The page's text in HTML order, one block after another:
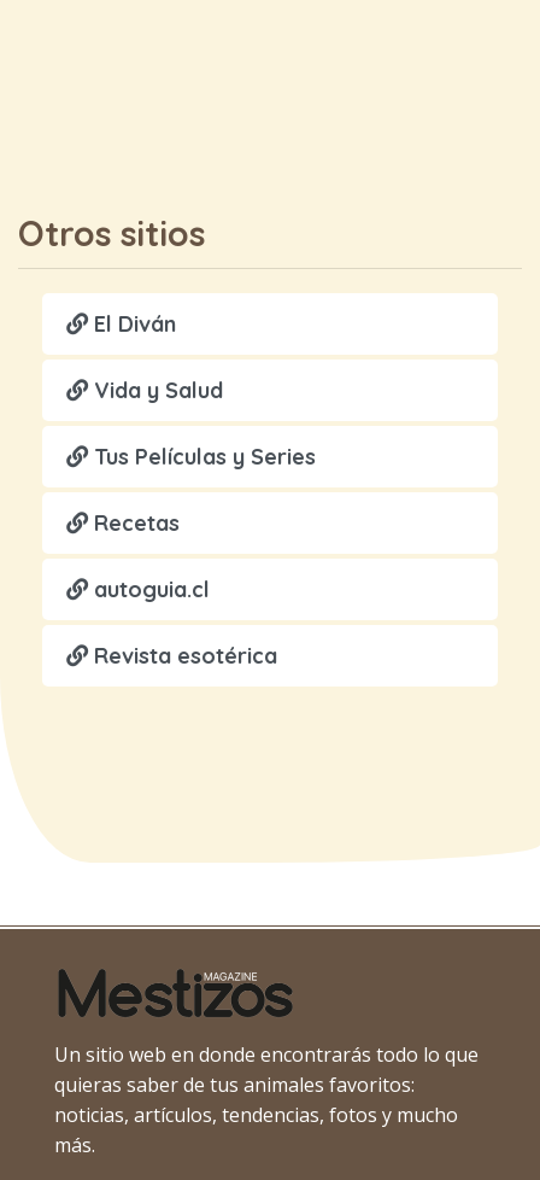
Otros sitios
El Diván
Vida y Salud
Tus Películas y Series
Recetas
autoguia.cl
Revista esotérica
Un sitio web en donde encontrarás todo lo que
quieras saber de tus animales favoritos:
noticias, artículos, tendencias, fotos y mucho
más.